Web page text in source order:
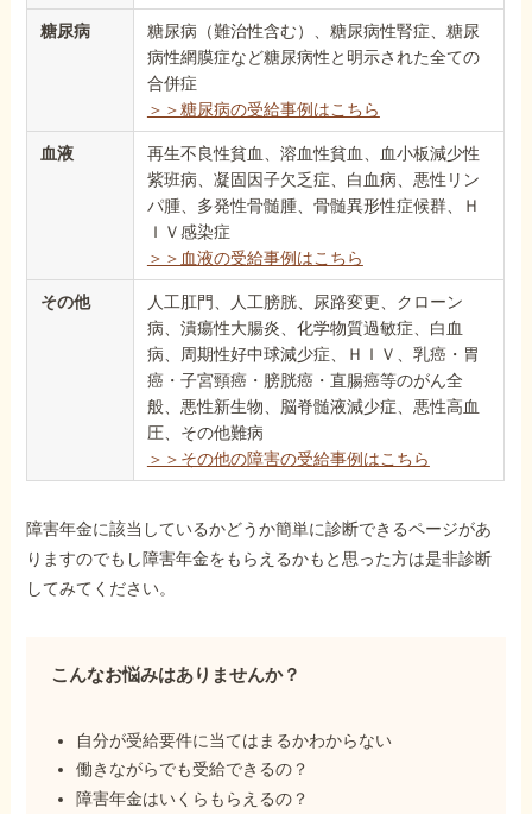
糖尿病
糖尿病（難治性含む）、糖尿病性腎症、糖尿
病性網膜症など糖尿病性と明示された全ての
合併症
＞＞糖尿病の受給事例はこちら
血液
再生不良性貧血、溶血性貧血、血小板減少性
紫班病、凝固因子欠乏症、白血病、悪性リン
パ腫、多発性骨髄腫、骨髄異形性症候群、Ｈ
ＩＶ感染症
＞＞血液の受給事例はこちら
その他
人工肛門、人工膀胱、尿路変更、クローン
病、潰瘍性大腸炎、化学物質過敏症、白血
病、周期性好中球減少症、ＨＩＶ、乳癌・胃
癌・子宮頸癌・膀胱癌・直腸癌等のがん全
般、悪性新生物、脳脊髄液減少症、悪性高血
圧、その他難病
＞＞その他の障害の受給事例はこちら
障害年金に該当しているかどうか簡単に診断できるページがあ
りますのでもし障害年金をもらえるかもと思った方は是非診断
してみてください。
こんなお悩みはありませんか？
自分が受給要件に当てはまるかわからない
働きながらでも受給できるの？
障害年金はいくらもらえるの？